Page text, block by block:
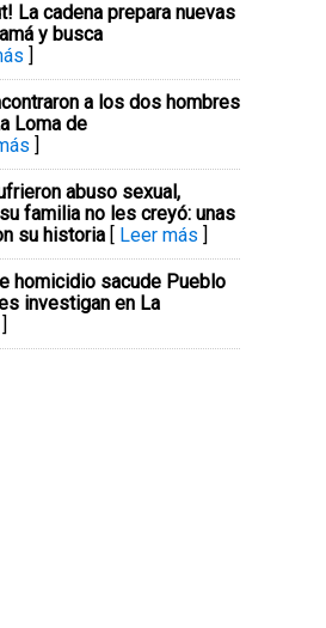
La cadena prepara nuevas
y busca
]
a los dos hombres
Loma de
]
abuso sexual,
familia no les creyó: unas
su historia [ Leer más ]
homicidio sacude Pueblo
investigan en La
]